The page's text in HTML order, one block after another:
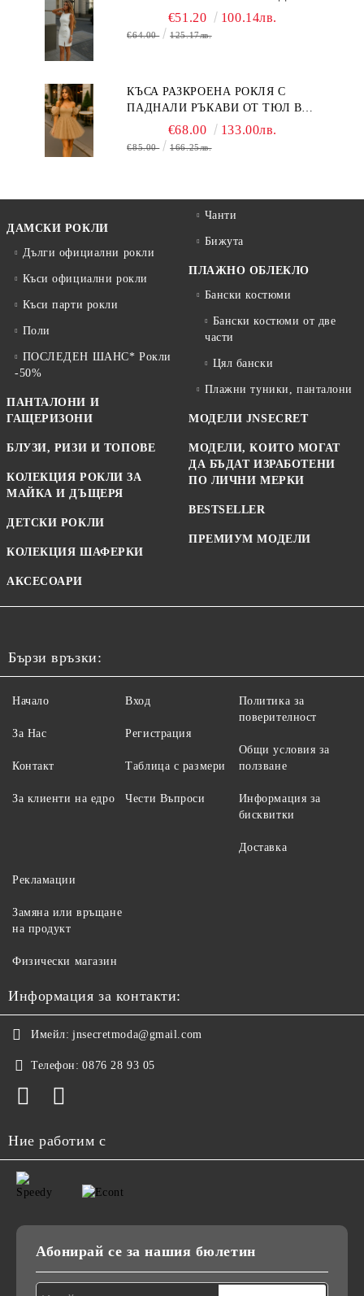
€51.20 100.14лв.
€64.00 125.17лв.
КЪСА РАЗКРОЕНА РОКЛЯ С
ПАДНАЛИ РЪКАВИ ОТ ТЮЛ В
БЕЖОВО€68.00 133.00лв.
€85.00 166.25лв.
ДАМСКИ РОКЛИ
Дълги официални рокли
Къси официални рокли
Къси парти рокли
Поли
ПОСЛЕДЕН ШАНС* Рокли
-50%
ПАНТАЛОНИ И
ГАЩЕРИЗОНИ
БЛУЗИ, РИЗИ И ТОПОВЕ
КОЛЕКЦИЯ РОКЛИ ЗА
МАЙКА И ДЪЩЕРЯ
ДЕТСКИ РОКЛИ
КОЛЕКЦИЯ ШАФЕРКИ
АКСЕСОАРИ
Чанти
Бижута
ПЛАЖНО ОБЛЕКЛО
Бански костюми
Бански костюми от две
части
Цял бански
Плажни туники, панталони
МОДЕЛИ JNSECRET
МОДЕЛИ, КОИТО МОГАТ
ДА БЪДАТ ИЗРАБОТЕНИ
ПО ЛИЧНИ МЕРКИ
BESTSELLER
ПРЕМИУМ МОДЕЛИ
Бързи връзки:
Начало
За Нас
Контакт
За клиенти на едро
Вход
Регистрация
Таблица с размери
Чести Въпроси
Политика за
поверителност
Общи условия за
ползване
Информация за
бисквитки
Доставка
Рекламации
Замяна или връщане
на продукт
Физически магазин
Информация за контакти:
Имейл: jnsecretmoda@gmail.com
Телефон: 0876 28 93 05
Ние работим с
Абонирай се за нашия бюлетин